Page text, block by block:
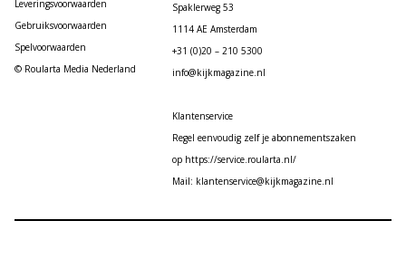
Leveringsvoorwaarden
Gebruiksvoorwaarden
Spelvoorwaarden
© Roularta Media Nederland
Spaklerweg 53
1114 AE Amsterdam
+31 (0)20 – 210 5300
info@kijkmagazine.nl
Klantenservice
Regel eenvoudig zelf je abonnementszaken
op https://service.roularta.nl/
Mail: klantenservice@kijkmagazine.nl